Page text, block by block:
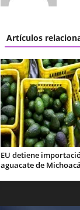
Artículos
EU detiene
aguacate de